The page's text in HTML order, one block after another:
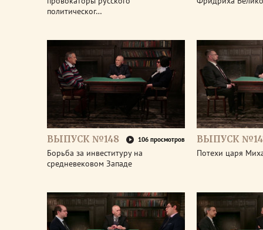
политическог…
ВЫПУСК №148 106 просмотров
Борьба за инвеституру на
средневековом Западе
ВЫПУСК
Потехи царя